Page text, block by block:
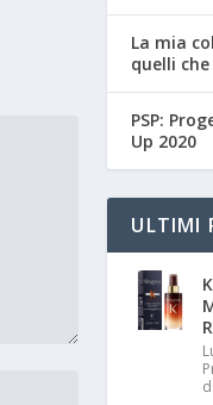
La mia
quelli
PSP:
Up 2020
ULTIMI